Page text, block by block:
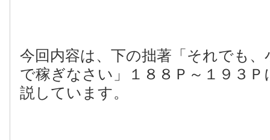
今回内容は、下の拙著「それでも、
で稼ぎなさい」１８８Ｐ～１９３
説しています。